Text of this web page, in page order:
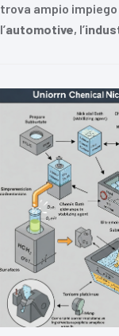
trova ampio
l’automotive, l’